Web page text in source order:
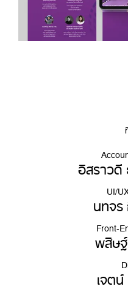
อิสราวดี
UI/
นทจ
Front-
พสิษ
เจต